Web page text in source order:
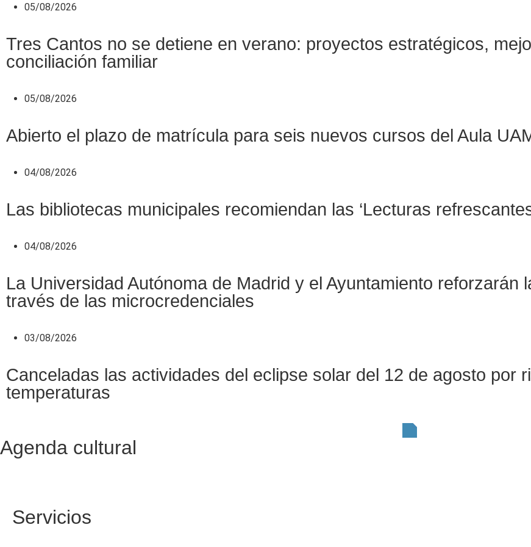
05/08/2026
Tres Cantos no se detiene en verano: proyectos estratégicos,
conciliación familiar
05/08/2026
Abierto el plazo de matrícula para seis nuevos cursos del Aula
04/08/2026
Las bibliotecas municipales recomiendan las ‘Lecturas
04/08/2026
La Universidad Autónoma de Madrid y el Ayuntamiento reforzarán
través de las microcredenciales
03/08/2026
Canceladas las actividades del eclipse solar del 12 de agosto por
temperaturas
Agenda cultural
Servicios